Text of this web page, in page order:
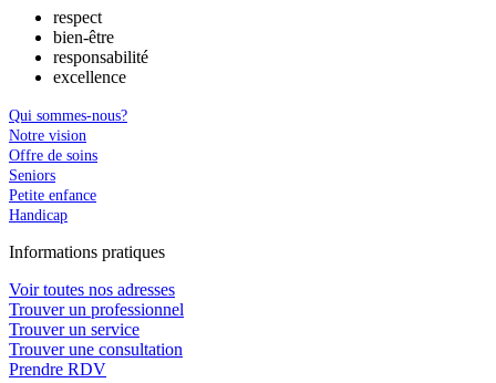
respect
bien-être
responsabilité
excellence
Qui sommes-nous?
Notre vision
Offre de soins
Seniors
Petite enfance
Handicap
Informations pratiques
Voir toutes nos adresses
Trouver un professionnel
Trouver un service
Trouver une consultation
Prendre RDV